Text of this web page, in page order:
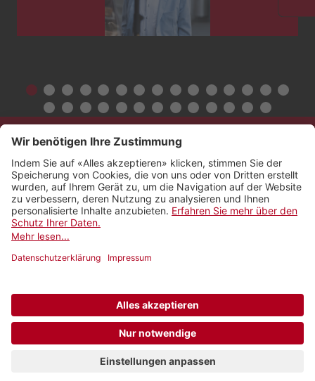
Kontakt
Impressum
Rechtliches
Netiquette
Newsletter abonnieren